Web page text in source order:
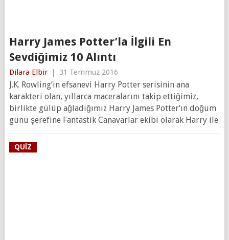
Harry James Potter’la İlgili En
Sevdiğimiz 10 Alıntı
Dilara Elbir 31 Temmuz 2016
J.K. Rowling‘in efsanevi Harry Potter serisinin ana
karakteri olan, yıllarca maceralarını takip ettiğimiz,
birlikte gülüp ağladığımız Harry James Potter‘ın doğum
günü şerefine Fantastik Canavarlar ekibi olarak Harry ile
QUIZ